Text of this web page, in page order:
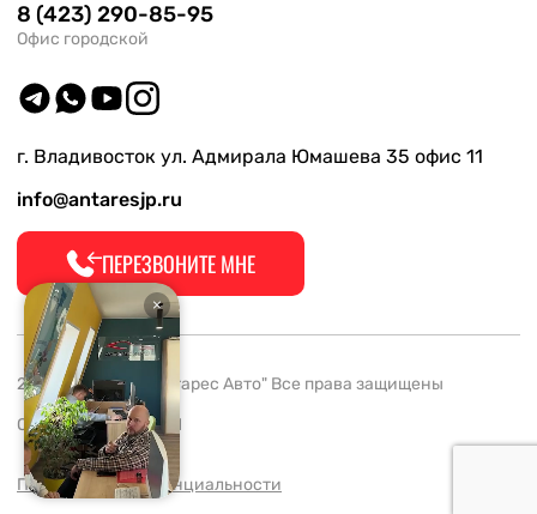
8 (423) 290-85-95
Офис городской
г. Владивосток ул. Адмирала Юмашева 35 офис 11
info@antaresjp.ru
ПЕРЕЗВОНИТЕ МНЕ
2008-2026 ООО "Антарес Авто" Все права защищены
ОГРН 1132537005061
Политика конфиденциальности